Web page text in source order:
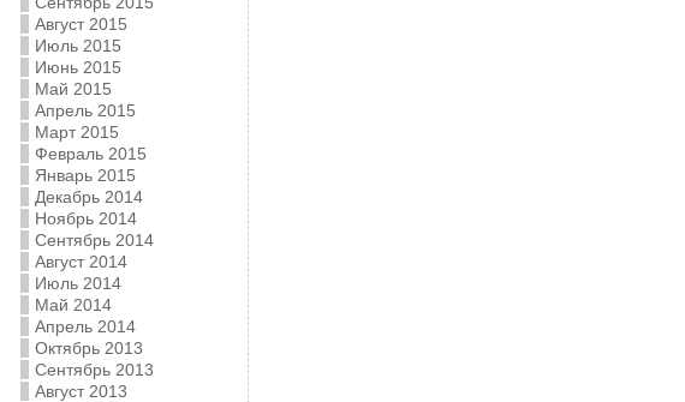
Август 2015
Июль 2015
Июнь 2015
Май 2015
Апрель 2015
Март 2015
Февраль 2015
Январь 2015
Декабрь 2014
Ноябрь 2014
Сентябрь 2014
Август 2014
Июль 2014
Май 2014
Апрель 2014
Октябрь 2013
Сентябрь 2013
Август 2013